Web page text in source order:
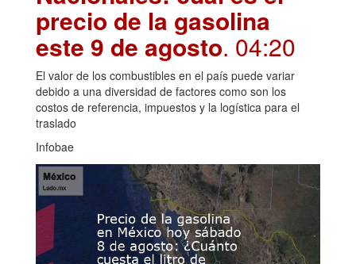
precio de la gasolina
este 9 de agosto. 04:20
El valor de los combustibles en el país puede variar
debido a una diversidad de factores como son los
costos de referencia, impuestos y la logística para el
traslado
Infobae